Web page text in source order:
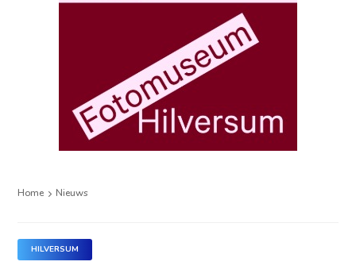
Home Nieuws
HILVERSUM